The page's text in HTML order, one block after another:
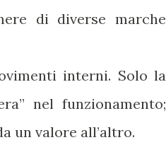
di diverse marche
interni. Solo la
nel funzionamento;
un valore all’altro.